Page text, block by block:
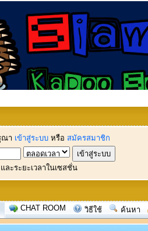
ณา เข้าสู่ระบบ หรือ สมัครสมาชิก
ละระยะเวลาในเซสชั่น
CHAT ROOM วิธีใช้ ค้นหา